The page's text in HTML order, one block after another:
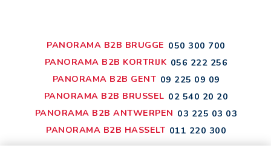
PANORAMA B2B BRUGGE 050 300 700
PANORAMA B2B KORTRIJK 056 222 256
PANORAMA B2B GENT 09 225 09 09
PANORAMA B2B BRUSSEL 02 540 20 20
PANORAMA B2B ANTWERPEN 03 225 03 03
PANORAMA B2B HASSELT 011 220 300